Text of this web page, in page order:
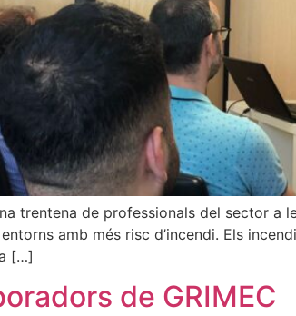
trentena de professionals del sector a
amb més risc d’incendi. Els
[…]
de GRIMEC